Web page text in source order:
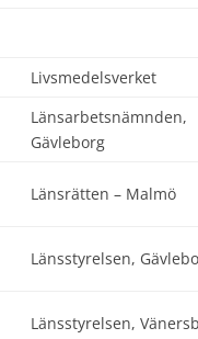
Livsmedelsverket
Länsarbetsnämnden,
Gävleborg
Länsrätten – Malmö
Länsstyrelsen,
Länsstyrelsen,